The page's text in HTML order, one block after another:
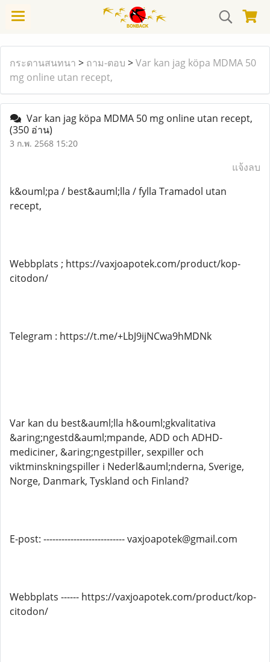
กระดานสนทนา > ถาม-ตอบ >Var kan jag köpa MDMA 50
mg online utan recept,
Var kan jag köpa MDMA 50 mg online utan recept,
(350 อ่าน)
3 ก.พ. 2568 15:20
แจ้งลบ
k&ouml;pa / best&auml;lla / fylla Tramadol utan
recept,
Webbplats ; https://vaxjoapotek.com/product/kop-
citodon/
Telegram : https://t.me/+LbJ9ijNCwa9hMDNk
Var kan du best&auml;lla h&ouml;gkvalitativa
&aring;ngestd&auml;mpande, ADD och ADHD-
mediciner, &aring;ngestpiller, sexpiller och
viktminskningspiller i Nederl&auml;nderna, Sverige,
Norge, Danmark, Tyskland och Finland?
E-post: --------------------------- vaxjoapotek@gmail.com
Webbplats ------ https://vaxjoapotek.com/product/kop-
citodon/